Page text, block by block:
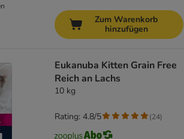
Zum Warenkorb
hinzufügen
Eukanuba Kitten Grain Free
Reich an Lachs
10 kg
Rating: 4.8/5 (24)